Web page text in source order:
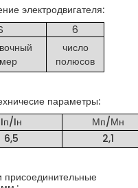
электродвигателя:
6
число
полюсов
параметры:
Iп/Iн
Мп/Мн
6,5 2,1
присоединительные